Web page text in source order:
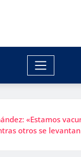
«Estamos
otros se